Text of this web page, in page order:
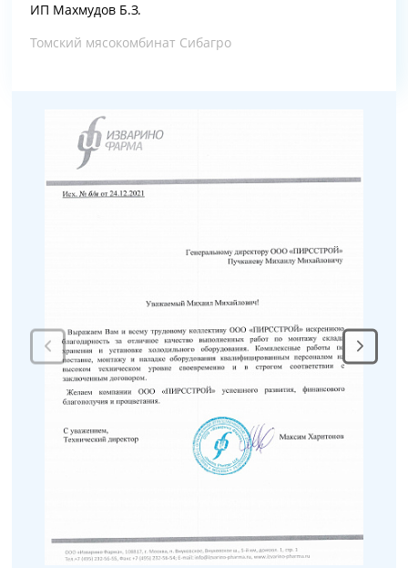
ИП Махмудов Б.З.
Томский мясокомбинат Сибагро